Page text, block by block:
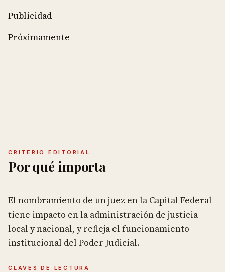
Publicidad
Próximamente
CRITERIO EDITORIAL
Por qué importa
El nombramiento de un juez en la Capital Federal
tiene impacto en la administración de justicia
local y nacional, y refleja el funcionamiento
institucional del Poder Judicial.
CLAVES DE LECTURA